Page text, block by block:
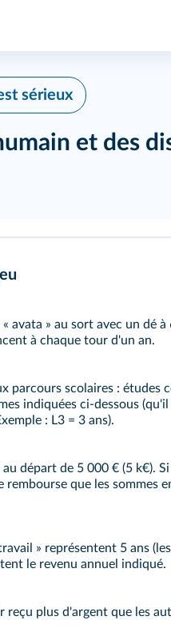
sérieux
et des
avata » au sort avec un dé
à chaque tour d'un an.
parcours scolaires : études
indiquées ci-dessous
: L3 = 3 ans).
départ de 5 000 € (5 k€).
que les sommes
» représentent 5 ans
le revenu annuel indiqué.
reçu plus d'argent que les